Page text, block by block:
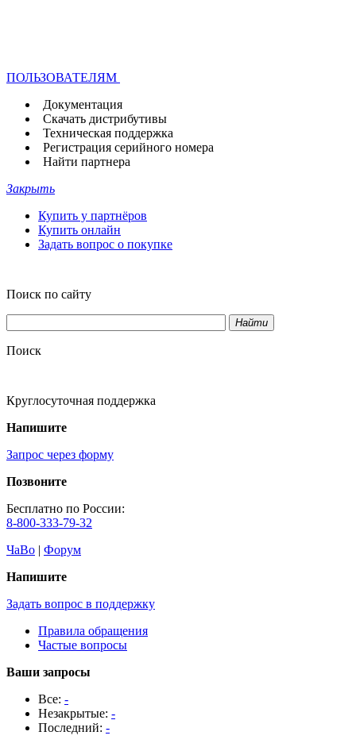
ПОЛЬЗОВАТЕЛЯМ
Документация
Скачать дистрибутивы
Техническая поддержка
Регистрация серийного номера
Найти партнера
Закрыть
Купить у партнёров
Купить онлайн
Задать вопрос о покупке
Поиск по сайту
Найти
Поиск
Круглосуточная поддержка
Напишите
Запрос через форму
Позвоните
Бесплатно по России:
8-800-333-79-32
ЧаВо | Форум
Напишите
Задать вопрос в поддержку
Правила обращения
Частые вопросы
Ваши запросы
Все: -
Незакрытые: -
Последний: -